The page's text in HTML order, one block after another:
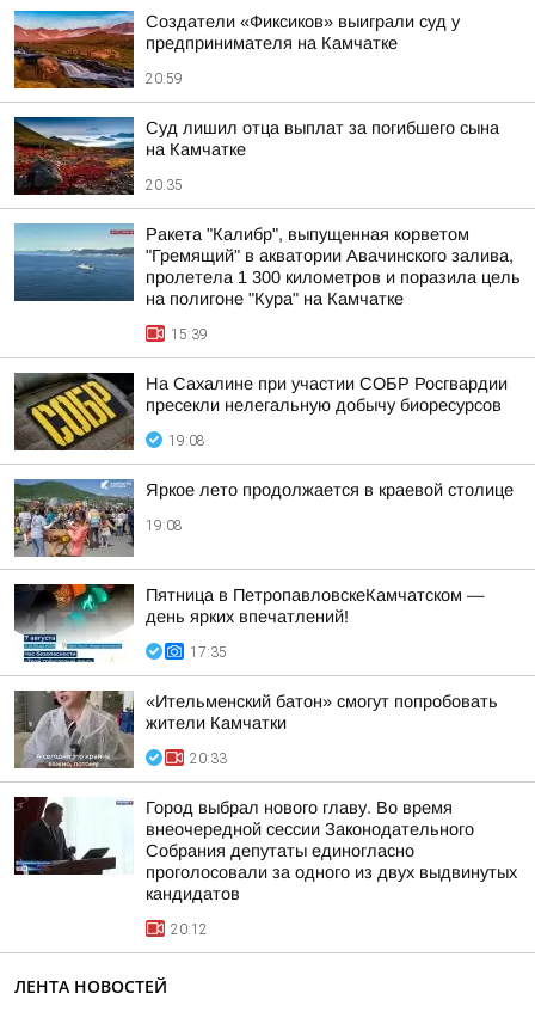
Создатели «Фиксиков» выиграли суд у
предпринимателя на Камчатке
20:59
Суд лишил отца выплат за погибшего сына
на Камчатке
20:35
Ракета "Калибр", выпущенная корветом
"Гремящий" в акватории Авачинского залива,
пролетела 1 300 километров и поразила цель
на полигоне "Кура" на Камчатке
15:39
На Сахалине при участии СОБР Росгвардии
пресекли нелегальную добычу биоресурсов
19:08
Яркое лето продолжается в краевой столице
19:08
Пятница в ПетропавловскеКамчатском —
день ярких впечатлений!
17:35
«Ительменский батон» смогут попробовать
жители Камчатки
20:33
Город выбрал нового главу. Во время
внеочередной сессии Законодательного
Собрания депутаты единогласно
проголосовали за одного из двух выдвинутых
кандидатов
20:12
ЛЕНТА НОВОСТЕЙ